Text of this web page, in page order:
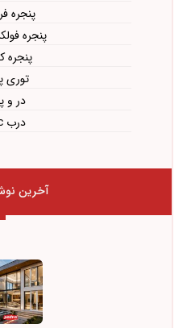
پنجره
پنجره
پنجره
توری
در و
درب upvc
آخرین